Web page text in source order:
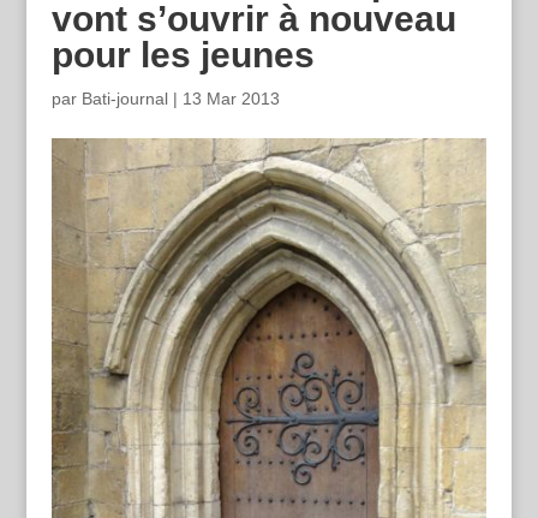
vont s’ouvrir à nouveau
pour les jeunes
par Bati-journal| 13 Mar 2013